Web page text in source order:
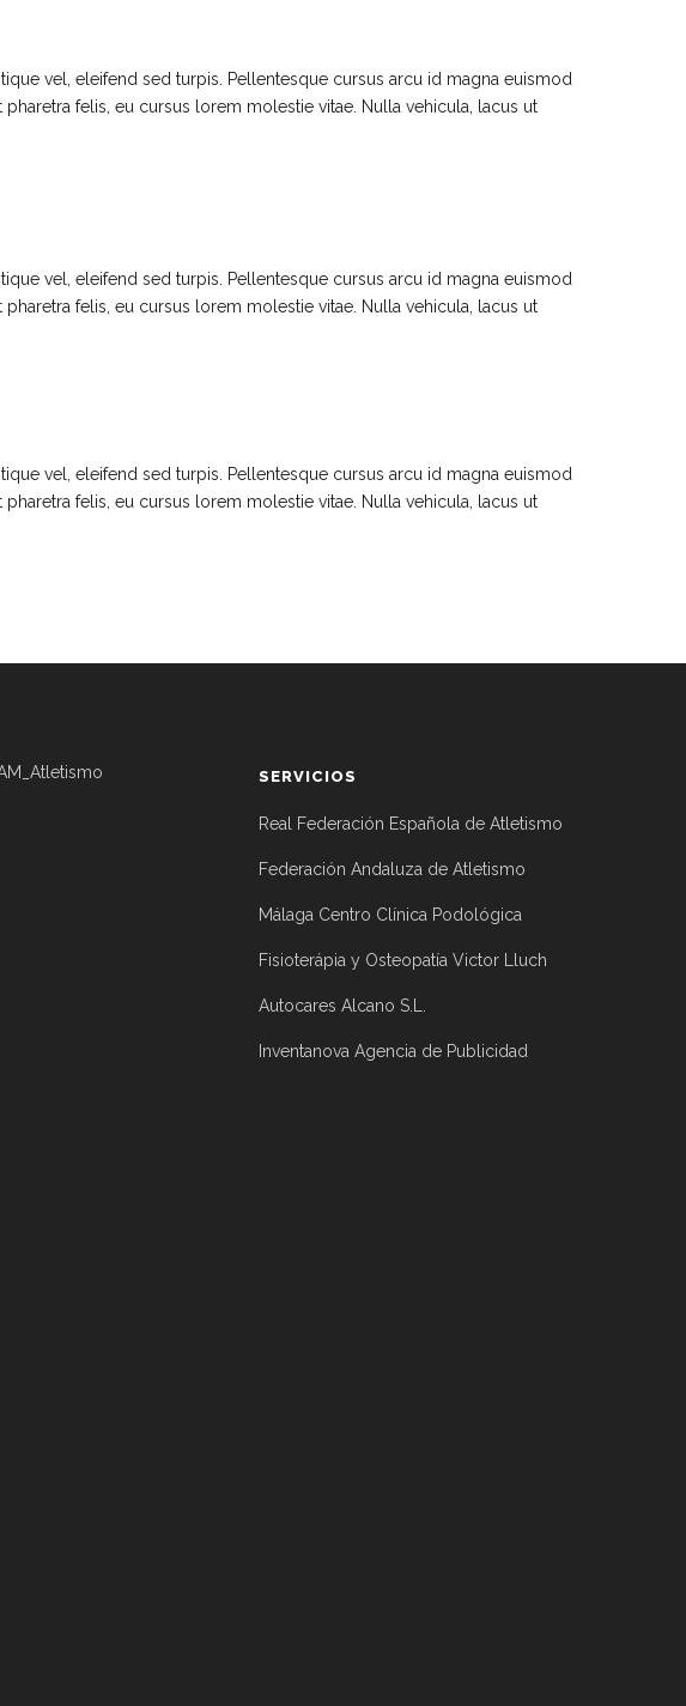
vel, eleifend sed turpis. Pellentesque cursus arcu id magna euismod
felis, eu cursus lorem molestie vitae. Nulla vehicula, lacus ut
vel, eleifend sed turpis. Pellentesque cursus arcu id magna euismod
felis, eu cursus lorem molestie vitae. Nulla vehicula, lacus ut
vel, eleifend sed turpis. Pellentesque cursus arcu id magna euismod
felis, eu cursus lorem molestie vitae. Nulla vehicula, lacus ut
SERVICIOS
Real Federación Española de Atletismo
Federación Andaluza de Atletismo
Málaga Centro Clínica Podológica
Fisioterápia y Osteopatía Victor Lluch
Autocares Alcano S.L.
Inventanova Agencia de Publicidad